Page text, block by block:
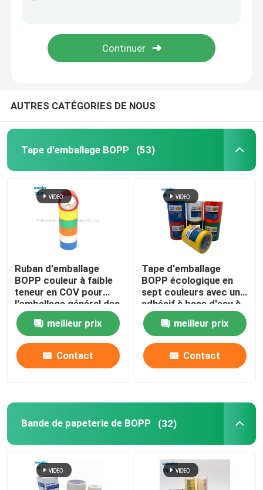
Ruloir jumbo de bande Bopp
Adhésif acrylique à base d'eau
Ruban adhésif à mousse
Rouleau de nano-bandes
Ruban adhésif
Ruban adhésif de tissu
Rubans adhésifs en PVC
Dispensateur à bande
AUTRES CATÉGORIES DE NOUS
Tape d'emballage BOPP (53)
Ruban d'emballage
BOPP couleur à faible
teneur en COV pour
l'emballage général des
produits
meilleur prix
Contact
Tape d'emballage
BOPP écologique en
sept couleurs avec un
adhésif à base d'eau à
faible teneur en COV
meilleur prix
Contact
Bande de papeterie de BOPP (32)